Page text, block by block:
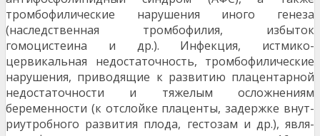
тромбофилические нарушения иного генеза
(наследственная тромбофилия, избыток
гомоцистеина и др.). Инфекция, истмико-
цервикальная недостаточность, тромбофилические
нарушения, приводящие к развитию пла­центарной
недостаточности и тяжелым осложнениям
беременности (к отслойке плаценты, задержке внут­
риутробного развития плода, гестозам и др.), явля­